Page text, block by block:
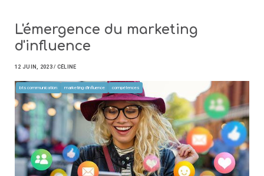
L'émergence du marketing
d'influence
12 JUIN, 2023 / CÉLINE
bts communication marketing d'influence compétences